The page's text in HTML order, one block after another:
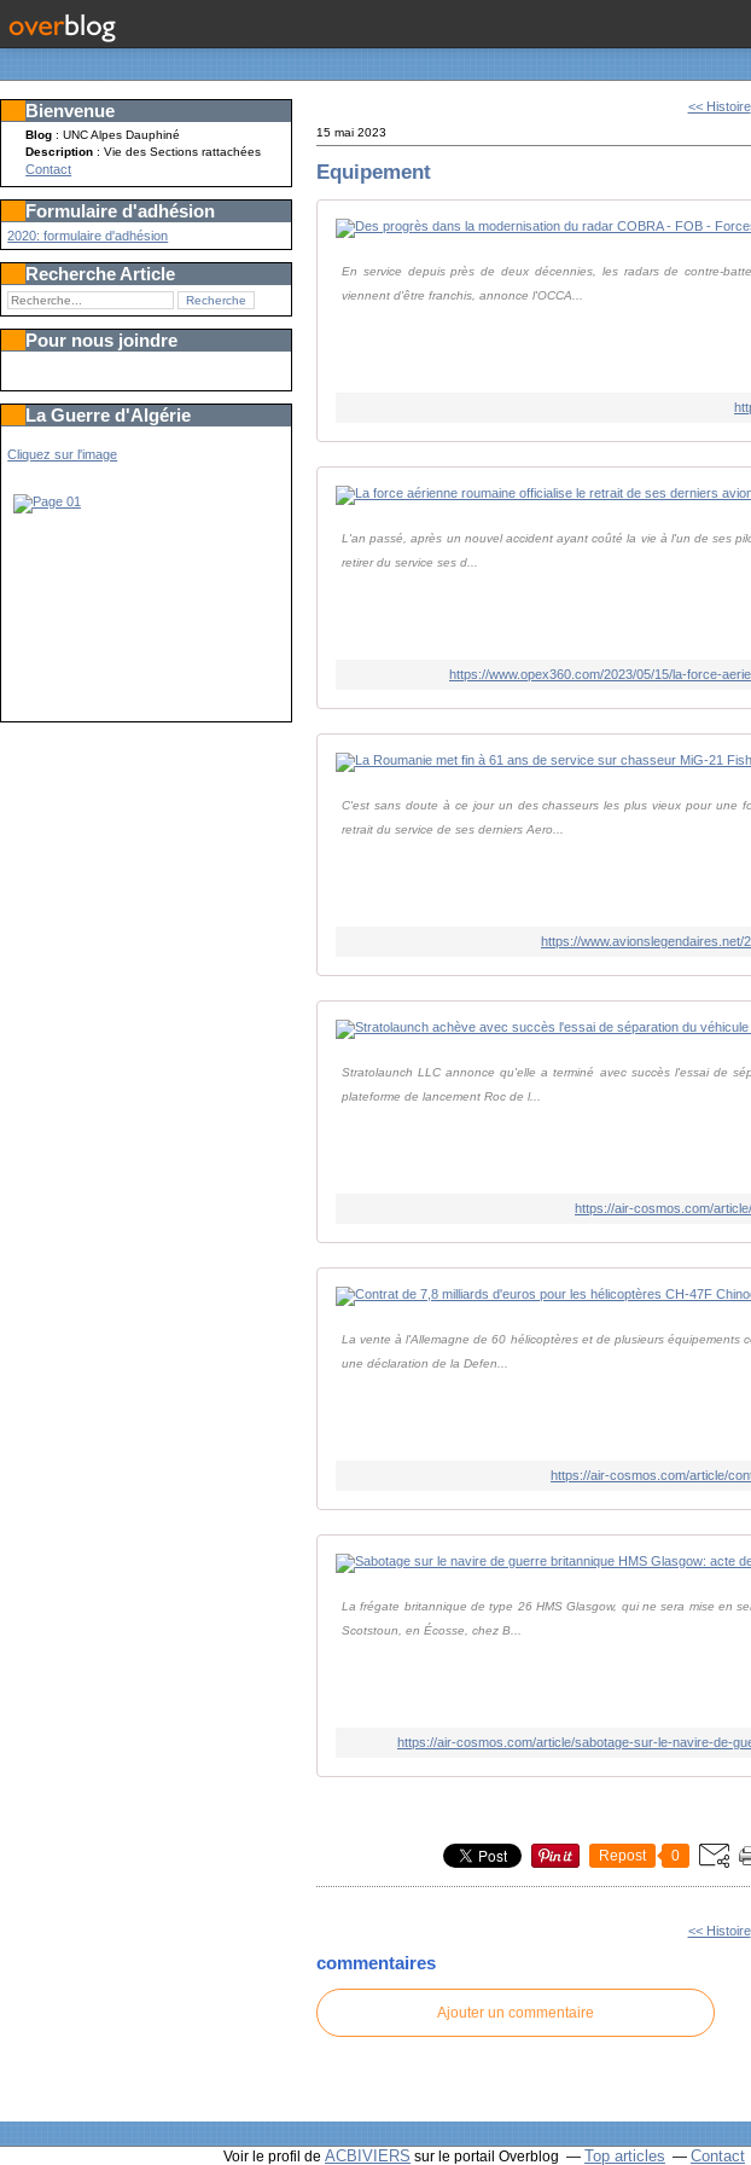
Bienvenue
Blog : UNC Alpes Dauphiné
Description: Vie des Sections rattachées
Contact
Formulaire d'adhésion
2020: formulaire d'adhésion
Recherche Article
Pour nous joindre
La Guerre d'Algérie
Cliquez sur l'image
<< Histoire
15 mai 2023
Equipement
En service depuis près de deux décennies, les radars de contre-
viennent d'être franchis, annonce l'OCCA...
L'an passé, après un nouvel accident ayant coûté la vie à l'un de ses
retirer du service ses d...
https://www.opex360.com/2023/05/15/la-force-
C'est sans doute à ce jour un des chasseurs les plus vieux pour une
retrait du service de ses derniers Aero...
https://
Stratolaunch LLC annonce qu'elle a terminé avec succès l'essai de
plateforme de lancement Roc de l...
https://air-cosmos.com/
La vente à l'Allemagne de 60 hélicoptères et de plusieurs équipements
une déclaration de la Defen...
https://air-cosmos.com/article/
La frégate britannique de type 26 HMS Glasgow, qui ne sera mise en
Scotstoun, en Écosse, chez B...
https://air-cosmos.com/article/sabotage-sur-le-navire-de-
Repost 0
<< Histoire
commentaires
Ajouter un commentaire
Voir le profil de ACBIVIERS sur le portail Overblog Top articles Contact